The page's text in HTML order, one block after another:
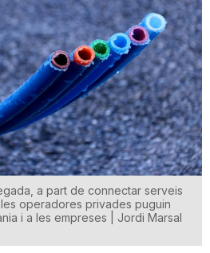
a part de connectar serveis
operadores privades puguin
i a les empreses | Jordi Marsal